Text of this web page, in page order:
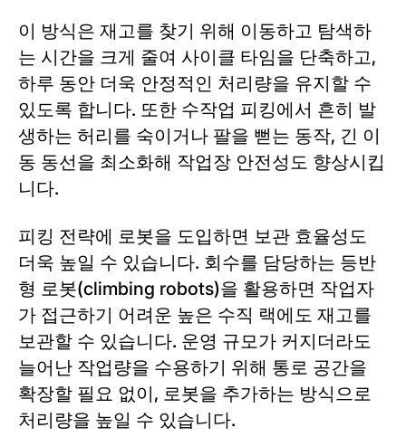
이 방식은 재고를 찾기 위해 이동하고 탐색하
는 시간을 크게 줄여 사이클 타임을 단축하고,
하루 동안 더욱 안정적인 처리량을 유지할 수
있도록 합니다. 또한 수작업 피킹에서 흔히 발
생하는 허리를 숙이거나 팔을 뻗는 동작, 긴 이
동 동선을 최소화해 작업장 안전성도 향상시킵
니다.
피킹 전략에 로봇을 도입하면 보관 효율성도
더욱 높일 수 있습니다. 회수를 담당하는 등반
형 로봇(climbing robots)을 활용하면 작업자
가 접근하기 어려운 높은 수직 랙에도 재고를
보관할 수 있습니다. 운영 규모가 커지더라도
늘어난 작업량을 수용하기 위해 통로 공간을
확장할 필요 없이, 로봇을 추가하는 방식으로
처리량을 높일 수 있습니다.